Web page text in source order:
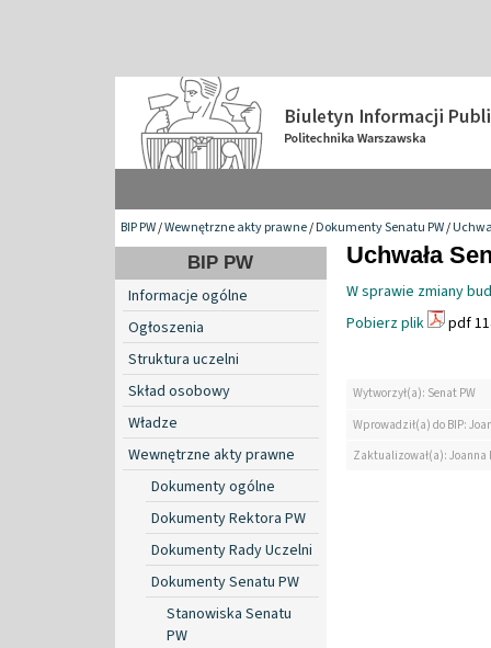
BIP PW/Wewnętrzne akty prawne/Dokumenty Senatu PW/
BIP PW
Informacje ogólne
Ogłoszenia
Struktura uczelni
Skład osobowy
Władze
Wewnętrzne akty prawne
Dokumenty ogólne
Dokumenty Rektora PW
Dokumenty Rady Uczelni
Dokumenty Senatu PW
Stanowiska Senatu
PW
Uchwała
W sprawie zmiany
Pobierz plik
pdf
Wytworzył(a): Senat PW
Wprowadził(a) do BIP:
Zaktualizował(a):